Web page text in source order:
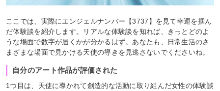
ここでは、実際にエンジェルナンバー【3737】を見て幸運を掴ん
だ体験談を紹介します。リアルな体験談を知れば、きっとどのよ
うな場面で数字が届くかが分かるはず。あなたも、日常生活のさ
まざまな場面で見かける天使の導きを見逃さないでくださいね。
自分のアート作品が評価された
1つ目は、天使に導かれて創造的な活動に取り組んだ女性の体験談